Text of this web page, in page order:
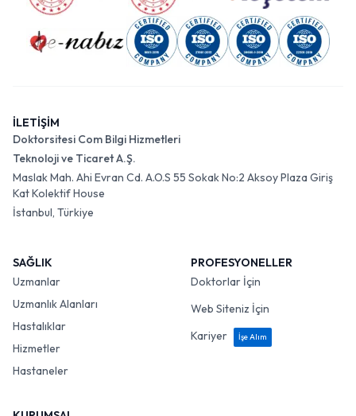
İLETİŞİM
Doktorsitesi Com Bilgi Hizmetleri
Teknoloji ve Ticaret A.Ş.
Maslak Mah. Ahi Evran Cd. A.O.S 55 Sokak No:2 Aksoy Plaza Giriş
Kat Kolektif House
İstanbul, Türkiye
SAĞLIK
Uzmanlar
Uzmanlık Alanları
Hastalıklar
Hizmetler
Hastaneler
PROFESYONELLER
Doktorlar İçin
Web Siteniz İçin
Kariyer
İşe Alım